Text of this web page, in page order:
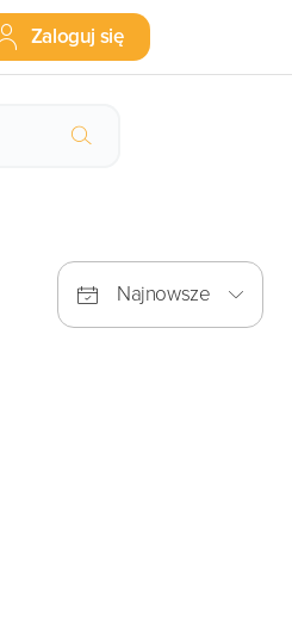
Zaloguj się
Najnowsze